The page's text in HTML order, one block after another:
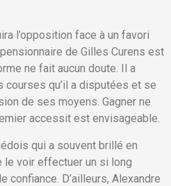
l’opposition face à un favori
de Gilles Curens est
ne fait aucun doute. Il a
qu’il a disputées et se
de ses moyens. Gagner ne
accessit est envisageable.
qui a souvent brillé en
le voir effectuer un si long
confiance. D’ailleurs, Alexandre